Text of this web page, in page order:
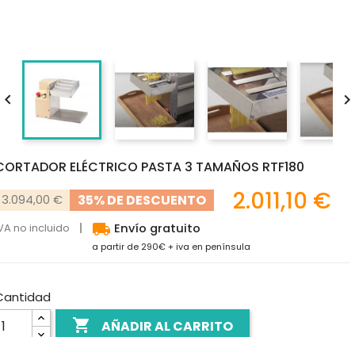
ELÉCTRICO PASTA 3 TAMAÑOS RTF180
3.094,00 € 35% DE DESCUENTO 2.011,10 €
no incluido local_shipping Envío gratuito
a partir de 290€ + iva en península
 AÑADIR AL CARRITO